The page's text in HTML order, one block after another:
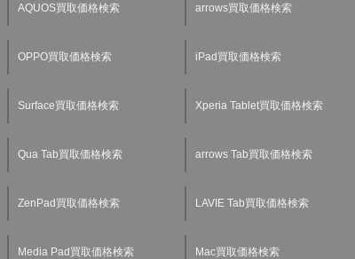
AQUOS買取価格検索 arrows買取価格検索
OPPO買取価格検索 iPad買取価格検索
Surface買取価格検索 Xperia Tablet買取価格検索
Qua Tab買取価格検索 arrows Tab買取価格検索
ZenPad買取価格検索 LAVIE Tab買取価格検索
Media Pad買取価格検索 Mac買取価格検索